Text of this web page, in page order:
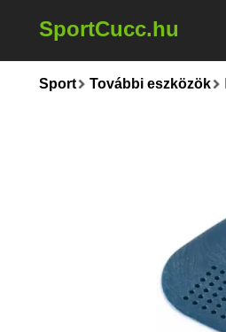
SportCucc.hu
Sport További eszközök